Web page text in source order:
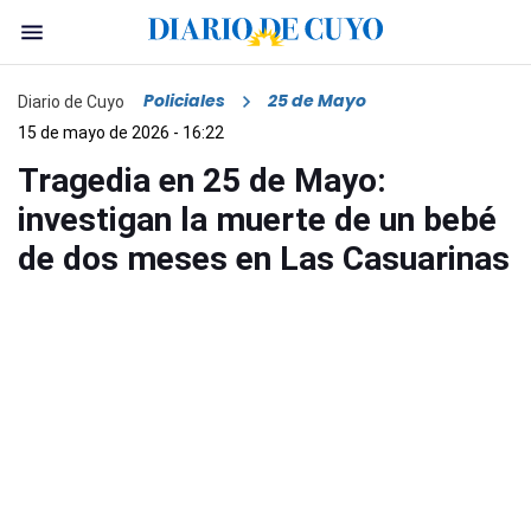
Diario de Cuyo Policiales 25 de Mayo
15 de mayo de 2026 - 16:22
Tragedia en 25 de Mayo:
investigan la muerte de un bebé
de dos meses en Las Casuarinas